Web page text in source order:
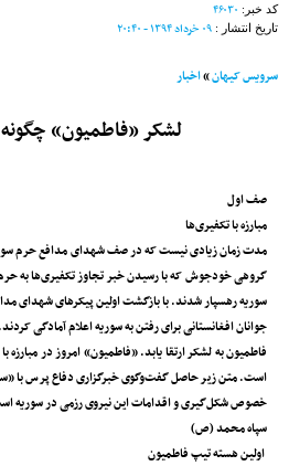
کد خبر: ۴۶۰۳۰
تاریخ انتشار : ۰۹ خرداد ۱۳۹۴ - ۲۰:۴۰
سرویس کیهان»اخبار
لشکر «فاطمیون»
صف اول
مبارزه با تکفیری‌ها
مدت زمان زیادی نیست که در صف شهدای مدافع حرم
گروهی خودجوش که با رسیدن خبر تجاوز تکفیری‌ها
سوریه رهسپار شدند. با بازگشت اولین پیکرهای شهدای
جوانان افغانستانی برای رفتن به سوریه اعلام آمادگی
فاطمیون به لشکر ارتقا یابد. «فاطمیون» امروز در
است. متن زیر حاصل گفت‌وگوی خبرگزاری دفاع پرس با
خصوص شکل‌گیری و اقدامات این نیروی رزمی در سوریه
سپاه محمد (ص)
اولین هسته تیپ فاطمیون